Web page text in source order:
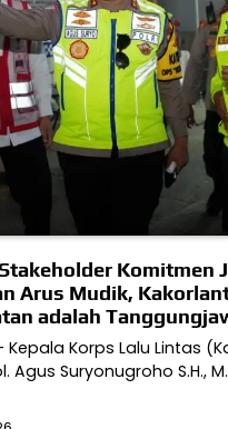
Komitmen
Arus Mudik,
adalah
Kepala Korps Lalu Lintas
Agus Suryonugroho S.H.,